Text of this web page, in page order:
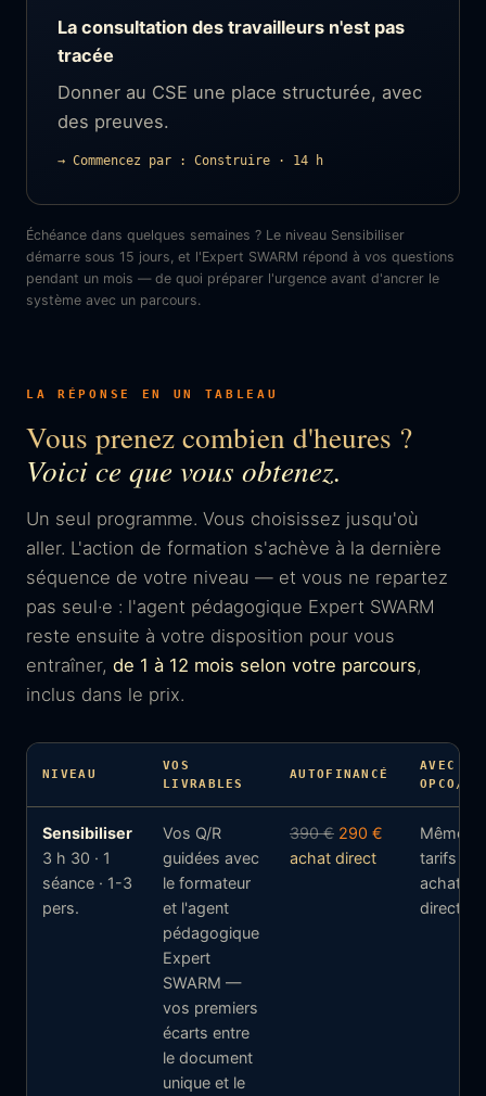
La consultation des travailleurs n'est pas
tracée
Donner au CSE une place structurée, avec
des preuves.
→ Commencez par : Construire · 14 h
Échéance dans quelques semaines ? Le niveau Sensibiliser
démarre sous 15 jours, et l'Expert SWARM répond à vos questions
pendant un mois — de quoi préparer l'urgence avant d'ancrer le
système avec un parcours.
LA RÉPONSE EN UN TABLEAU
Vous prenez combien d'heures ?
Voici ce que vous obtenez.
Un seul programme. Vous choisissez jusqu'où
aller. L'action de formation s'achève à la dernière
séquence de votre niveau — et vous ne repartez
pas seul·e : l'agent pédagogique Expert SWARM
reste ensuite à votre disposition pour vous
entraîner, de 1 à 12 mois selon votre parcours,
inclus dans le prix.
NIVEAU
VOS
LIVRABLES
AUTOFINANCÉ
AVEC
OPCO/
Sensibiliser
3 h 30 · 1
séance · 1-3
pers.
Vos Q/R
guidées avec
le formateur
et l'agent
pédagogique
Expert
SWARM —
vos premiers
écarts entre
le document
unique et le
390 € 290 €
achat direct
Mêmes
tarifs —
achat
direct